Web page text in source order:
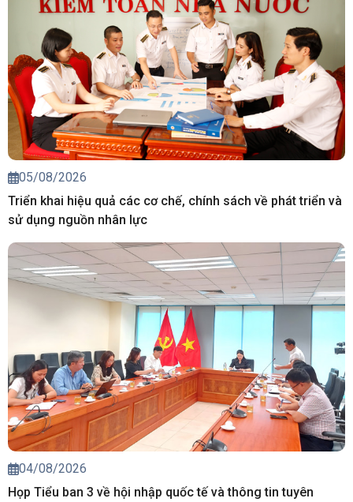
05/08/2026
Triển khai hiệu quả các cơ chế, chính sách về phát triển và
sử dụng nguồn nhân lực
04/08/2026
Họp Tiểu ban 3 về hội nhập quốc tế và thông tin tuyên